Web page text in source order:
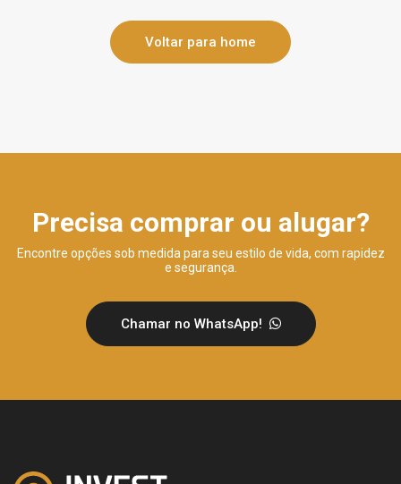
Voltar para home
Precisa comprar ou alugar?
Encontre opções sob medida para seu estilo de vida, com rapidez
e segurança.
Chamar no WhatsApp!